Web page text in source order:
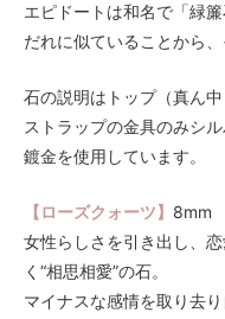
エピドートは和名で「緑
だれに似ていることから
石の説明はトップ（真ん
ストラップの金具のみシ
鍍金を使用しています。
【ローズクォーツ】 8mm
女性らしさを引き出し、
く“相思相愛”の石。
マイナスな感情を取り去